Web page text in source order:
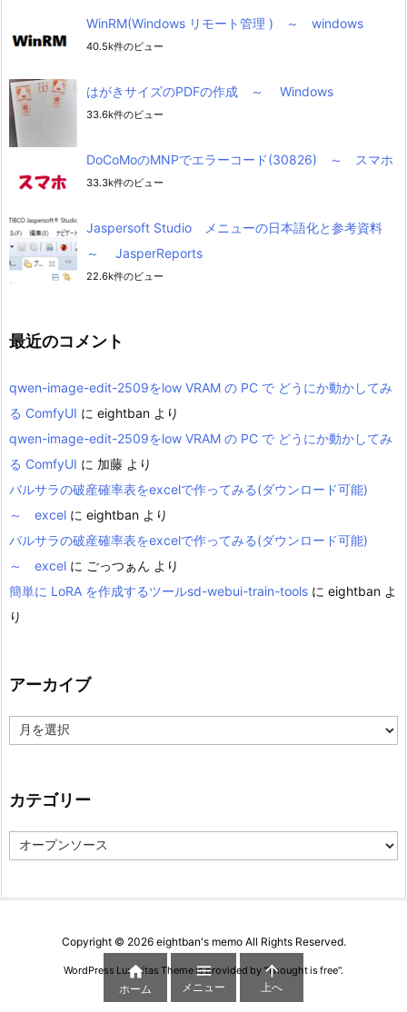
WinRM(Windows リモート管理 ) ～ windows
40.5k件のビュー
はがきサイズのPDFの作成 ～ Windows
33.6k件のビュー
DoCoMoのMNPでエラーコード(30826) ～ スマホ
33.3k件のビュー
Jaspersoft Studio メニューの日本語化と参考資料
～ JasperReports
22.6k件のビュー
最近のコメント
qwen-image-edit-2509をlow VRAM の PC で どうにか動かしてみ
る ComfyUI に eightban より
qwen-image-edit-2509をlow VRAM の PC で どうにか動かしてみ
る ComfyUI に 加藤 より
バルサラの破産確率表をexcelで作ってみる(ダウンロード可能)
～ excel に eightban より
バルサラの破産確率表をexcelで作ってみる(ダウンロード可能)
～ excel に ごっつぁん より
簡単に LoRA を作成するツールsd-webui-train-tools に eightban よ
り
アーカイブ
ー
ブ
カテゴリー
Copyright © 2026 eightban's memoAll Rights Reserved.
WordPress Luxeritas Theme is provided by "Thought is free".

ホーム

メニュー

上へ